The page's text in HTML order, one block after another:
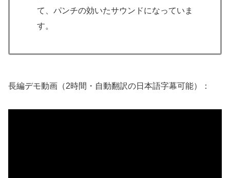
て、パンチの効いたサウンドになっていま
す。
長編デモ動画（2時間・自動翻訳の日本語字幕可能）：